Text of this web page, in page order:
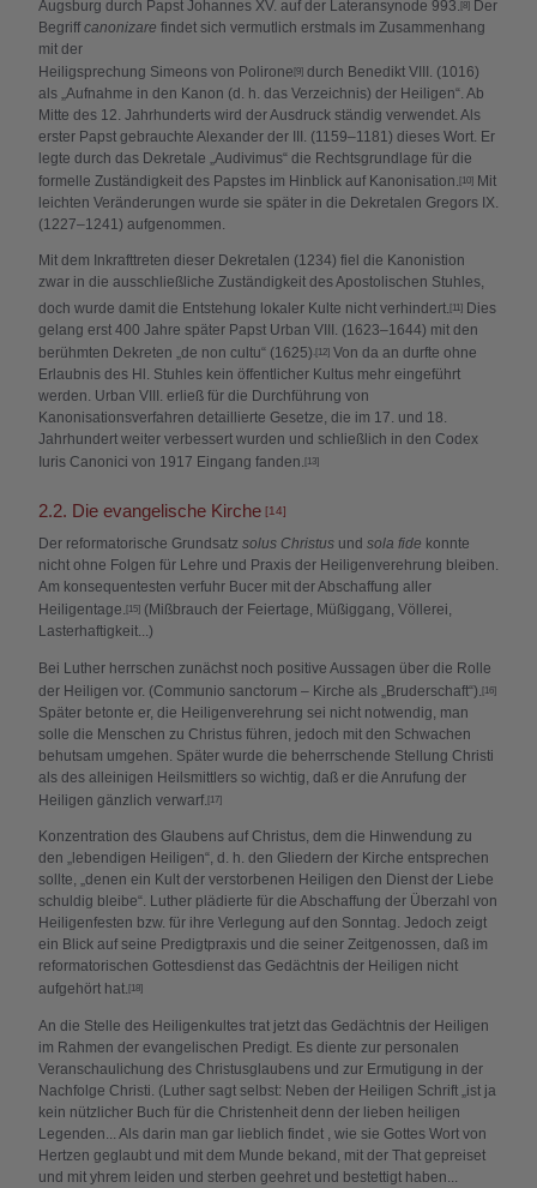
Augsburg durch Papst Johannes XV. auf der Lateransynode 993. [8] Der
Begriff canonizare findet sich vermutlich erstmals im Zusammenhang
mit der
Heiligsprechung Simeons von Polirone[9] durch Benedikt VIII. (1016)
als „Aufnahme in den Kanon (d. h. das Verzeichnis) der Heiligen“. Ab
Mitte des 12. Jahrhunderts wird der Ausdruck ständig verwendet. Als
erster Papst gebrauchte Alexander der III. (1159–1181) dieses Wort. Er
legte durch das Dekretale „Audivimus“ die Rechtsgrundlage für die
formelle Zuständigkeit des Papstes im Hinblick auf Kanonisation. [10] Mit
leichten Veränderungen wurde sie später in die Dekretalen Gregors IX.
(1227–1241) aufgenommen.
Mit dem Inkrafttreten dieser Dekretalen (1234) fiel die Kanonistion
zwar in die ausschließliche Zuständigkeit des Apostolischen Stuhles,
doch wurde damit die Entstehung lokaler Kulte nicht verhindert.[11] Dies
gelang erst 400 Jahre später Papst Urban VIII. (1623–1644) mit den
berühmten Dekreten „de non cultu“ (1625) .[12] Von da an durfte ohne
Erlaubnis des Hl. Stuhles kein öffentlicher Kultus mehr eingeführt
werden. Urban VIII. erließ für die Durchführung von
Kanonisationsverfahren detaillierte Gesetze, die im 17. und 18.
Jahrhundert weiter verbessert wurden und schließlich in den Codex
Iuris Canonici von 1917 Eingang fanden.[13]
2.2. Die evangelische Kirche [14]
Der reformatorische Grundsatz solus Christus und sola fide konnte
nicht ohne Folgen für Lehre und Praxis der Heiligenverehrung bleiben.
Am konsequentesten verfuhr Bucer mit der Abschaffung aller
Heiligentage.[15] (Mißbrauch der Feiertage, Müßiggang, Völlerei,
Lasterhaftigkeit...)
Bei Luther herrschen zunächst noch positive Aussagen über die Rolle
der Heiligen vor. (Communio sanctorum – Kirche als „Bruderschaft“).[16]
Später betonte er, die Heiligenverehrung sei nicht notwendig, man
solle die Menschen zu Christus führen, jedoch mit den Schwachen
behutsam umgehen. Später wurde die beherrschende Stellung Christi
als des alleinigen Heilsmittlers so wichtig, daß er die Anrufung der
Heiligen gänzlich verwarf.[17]
Konzentration des Glaubens auf Christus, dem die Hinwendung zu
den „lebendigen Heiligen“, d. h. den Gliedern der Kirche entsprechen
sollte, „denen ein Kult der verstorbenen Heiligen den Dienst der Liebe
schuldig bleibe“. Luther plädierte für die Abschaffung der Überzahl von
Heiligenfesten bzw. für ihre Verlegung auf den Sonntag. Jedoch zeigt
ein Blick auf seine Predigtpraxis und die seiner Zeitgenossen, daß im
reformatorischen Gottesdienst das Gedächtnis der Heiligen nicht
aufgehört hat.[18]
An die Stelle des Heiligenkultes trat jetzt das Gedächtnis der Heiligen
im Rahmen der evangelischen Predigt. Es diente zur personalen
Veranschaulichung des Christusglaubens und zur Ermutigung in der
Nachfolge Christi. (Luther sagt selbst: Neben der Heiligen Schrift „ist ja
kein nützlicher Buch für die Christenheit denn der lieben heiligen
Legenden... Als darin man gar lieblich findet , wie sie Gottes Wort von
Hertzen geglaubt und mit dem Munde bekand, mit der That gepreiset
und mit yhrem leiden und sterben geehret und bestettigt haben...